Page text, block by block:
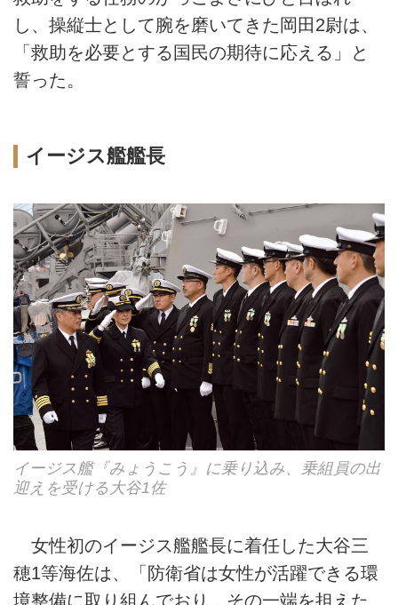
し、操縦士として腕を磨いてきた岡田2尉は、
「救助を必要とする国民の期待に応える」と
誓った。
イージス艦艦長
イージス艦『みょうこう』に乗り込み、乗組員の出
迎えを受ける大谷1佐
女性初のイージス艦艦長に着任した大谷三
穂1等海佐は、「防衛省は女性が活躍できる環
境整備に取り組んでおり、その一端を担えた